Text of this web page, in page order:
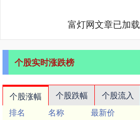
富灯网文章已加
个股实时涨跌榜
个股涨幅 个股跌幅 个股流入
排名
名称 最新价